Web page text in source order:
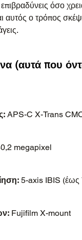
όσο
αυτός ο τρόπος
(αυτά που
APS-C X-Trans
megapixel
5-axis IBIS (έως
Fujifilm X-mount